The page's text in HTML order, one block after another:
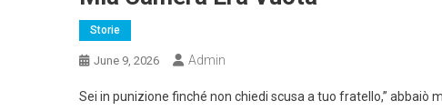
Storie
June 9, 2026 Admin
Sei in punizione finché non chiedi scusa a tuo fratello,” abbaiò